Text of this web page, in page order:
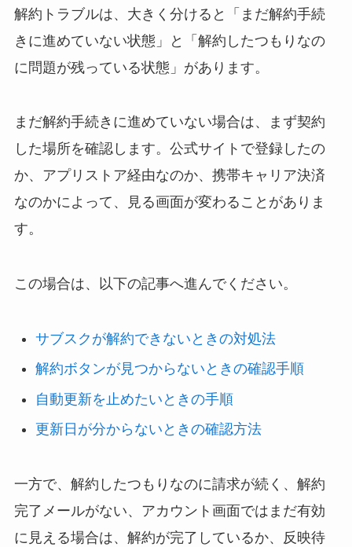
解約トラブルは、大きく分けると「まだ解約手続
きに進めていない状態」と「解約したつもりなの
に問題が残っている状態」があります。
まだ解約手続きに進めていない場合は、まず契約
した場所を確認します。公式サイトで登録したの
か、アプリストア経由なのか、携帯キャリア決済
なのかによって、見る画面が変わることがありま
す。
この場合は、以下の記事へ進んでください。
サブスクが解約できないときの対処法
解約ボタンが見つからないときの確認手順
自動更新を止めたいときの手順
更新日が分からないときの確認方法
一方で、解約したつもりなのに請求が続く、解約
完了メールがない、アカウント画面ではまだ有効
に見える場合は、解約が完了しているか、反映待